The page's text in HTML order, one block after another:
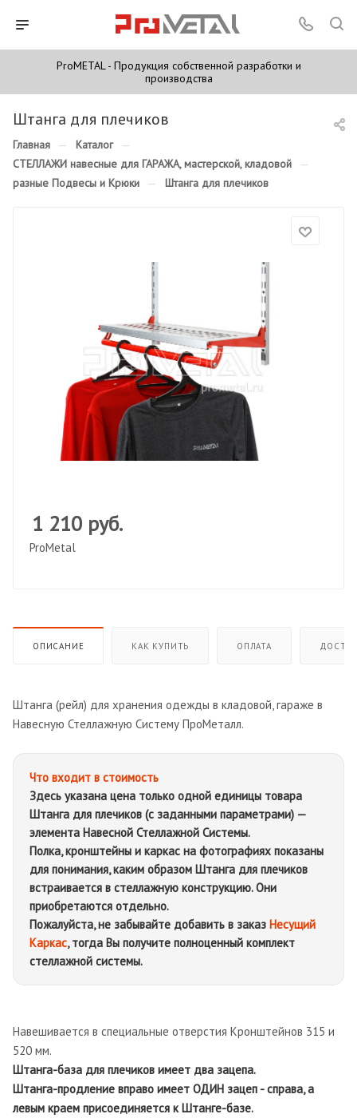
ProMETAL - Продукция собственной разработки и
производства
Штанга для плечиков
Главная — Каталог —
СТЕЛЛАЖИ навесные для ГАРАЖА, мастерской, кладовой —
разные Подвесы и Крюки — Штанга для плечиков
1 210 руб.
ProMetal
ОПИСАНИЕ КАК КУПИТЬ ОПЛАТА
Штанга (рейл) для хранения одежды в кладовой, гараже в
Навесную Стеллажную Систему ПроМеталл.
Что входит в стоимость
Здесь указана цена только одной единицы товара
Штанга для плечиков (с заданными параметрами) —
элемента Навесной Стеллажной Системы.
Полка, кронштейны и каркас на фотографиях показаны
для понимания, каким образом Штанга для плечиков
встраивается в стеллажную конструкцию. Они
приобретаются отдельно.
Пожалуйста, не забывайте добавить в заказ Несущий
Каркас, тогда Вы получите полноценный комплект
стеллажной системы.
Навешивается в специальные отверстия Кронштейнов 315 и
520 мм.
Штанга-база для плечиков имеет два зацепа.
Штанга-продление вправо имеет ОДИН зацеп - справа, а
левым краем присоединяется к Штанге-базе.